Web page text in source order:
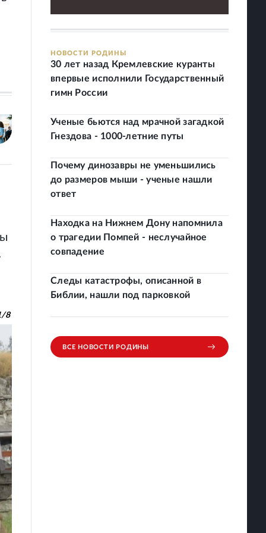
/8
НОВОСТИ РОДИНЫ
30 лет назад Кремлевские куранты
впервые исполнили Государственный
гимн России
Ученые бьются над мрачной загадкой
Гнездова - 1000-летние путы
Почему динозавры не уменьшились
до размеров мыши - ученые нашли
ответ
Находка на Нижнем Дону напомнила
о трагедии Помпей - неслучайное
совпадение
Следы катастрофы, описанной в
Библии, нашли под парковкой
ВСЕ НОВОСТИ РОДИНЫ